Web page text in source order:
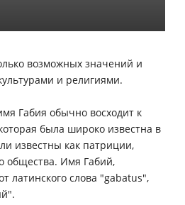
возможных значений и
и религиями.
Габия обычно восходит к
была широко известна в
известны как патриции,
общества. Имя Габий,
латинского слова "gabatus",